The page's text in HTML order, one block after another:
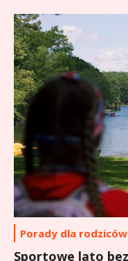
Porady dla rodziców
Sportowe lato